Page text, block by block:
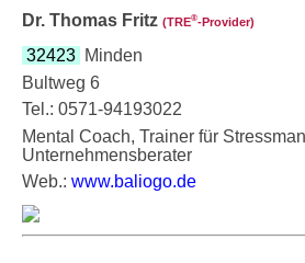
Dr. Thomas Fritz (TRE®‑Provider)
32423 Minden
Bultweg 6
Tel.: 0571-94193022
Mental Coach, Trainer für
Unternehmensberater
Web.: www.baliogo.de